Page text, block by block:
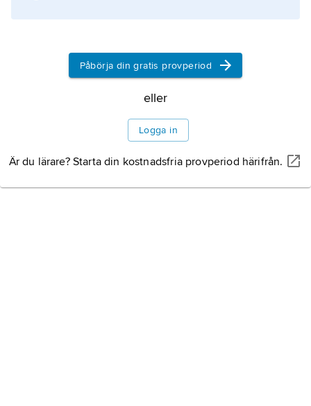
Information om artikeln
Påbörja din gratis provperiod
eller
Logga in
Är du lärare? Starta din kostnadsfria provperiod härifrån.